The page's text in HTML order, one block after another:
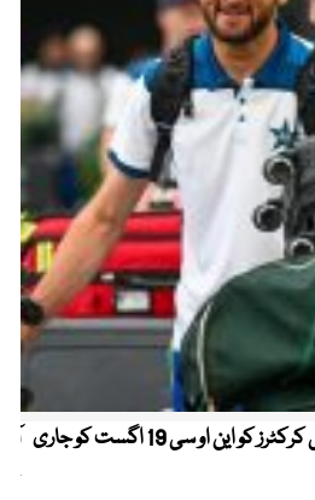
کیریبین پریمیئر لیگ ، قومی کرکٹرز کو این او سی 19 اگست کو جاری